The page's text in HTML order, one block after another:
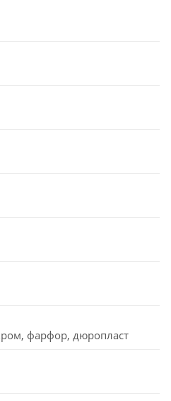
фарфор, дюропласт